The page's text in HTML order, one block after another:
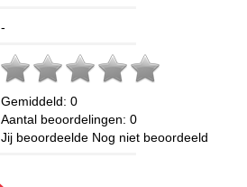
-
Gemiddeld: 0
Aantal beoordelingen: 0
Jij beoordeelde Nog niet beoordeeld